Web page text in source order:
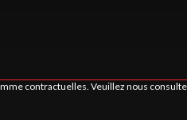
contractuelles. Veuillez nous